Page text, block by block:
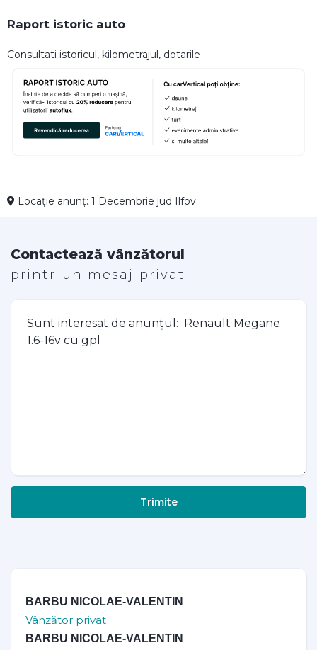
Raport istoric auto
Consultati istoricul, kilometrajul, dotarile
Locație anunț: 1 Decembrie jud Ilfov
Contactează vânzătorul
printr-un mesaj privat
Trimite
BARBU NICOLAE-VALENTIN
Vânzător privat
BARBU NICOLAE-VALENTIN